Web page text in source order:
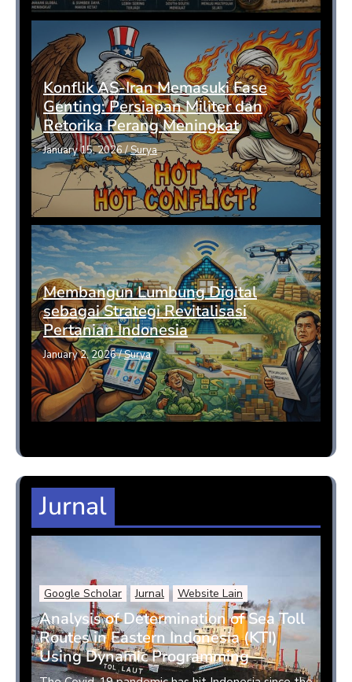
Konflik AS-Iran Memasuki Fase
Genting: Persiapan Militer dan
Retorika Perang Meningkat
January 15, 2026/Surya
Membangun Lumbung Digital
sebagai Strategi Revitalisasi
Pertanian Indonesia
January 2, 2026/Surya
Jurnal
Google Scholar Jurnal Website Lain
Analysis of Determination of Sea Toll
Routes in Eastern Indonesia (KTI)
Using Dynamic Programming